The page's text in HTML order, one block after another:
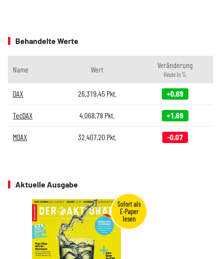
Behandelte Werte
Name Wert Veränderung
Heute in %
DAX 26.319,45Pkt. +0,69
TecDAX 4.068,78 Pkt. +1,69
MDAX 32.407,20Pkt. -0,07
Aktuelle Ausgabe